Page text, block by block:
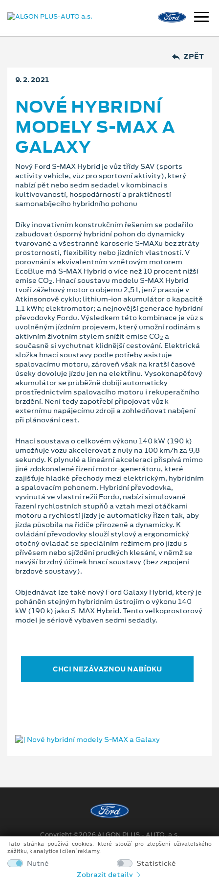
ZPĚT
9. 2. 2021
NOVÉ HYBRIDNÍ
MODELY S‑MAX A
GALAXY
Nový Ford S-MAX Hybrid je vůz třídy SAV (sports
activity vehicle, vůz pro sportovní aktivity), který
nabízí pět nebo sedm sedadel v kombinaci s
kultivovaností, hospodárností a praktičností
samonabíjecího hybridního pohonu
Díky inovativním konstrukčním řešením se podařilo
zabudovat úsporný hybridní pohon do dynamicky
tvarované a všestranné karoserie S-MAXu bez ztráty
prostornosti, flexibility nebo jízdních vlastností. V
porovnání s ekvivalentním vznětovým motorem
EcoBlue má S-MAX Hybrid o více než 10 procent nižší
emise CO2. Hnací soustavu modelu S-MAX Hybrid
tvoří zážehový motor o objemu 2,5 l, jenž pracuje v
Atkinsonově cyklu; lithium-ion akumulátor o kapacitě
1,1 kWh; elektromotor; a nejnovější generace hybridní
převodovky Fordu. Výsledkem této kombinace je vůz s
uvolněným jízdním projevem, který umožní rodinám s
aktivním životním stylem snížit emise CO2 a
současně si vychutnat klidnější cestování. Elektrická
složka hnací soustavy podle potřeby asistuje
spalovacímu motoru, zároveň však na kratší časové
úseky dovoluje jízdu jen na elektřinu. Vysokonapěťový
akumulátor se průběžně dobíjí automaticky
prostřednictvím spalovacího motoru i rekuperačního
brzdění. Není tedy zapotřebí připojovat vůz k
externímu napájecímu zdroji a zohledňovat nabíjení
při plánování cest.
Hnací soustava o celkovém výkonu 140 kW (190 k)
umožňuje vozu akcelerovat z nuly na 100 km/h za 9,8
sekundy. K plynulé a lineární akceleraci přispívá mimo
jiné zdokonalené řízení motor-generátoru, které
zajišťuje hladké přechody mezi elektrickým, hybridním
a spalovacím pohonem. Hybridní převodovka,
vyvinutá ve vlastní režii Fordu, nabízí simulované
řazení rychlostních stupňů a vztah mezi otáčkami
motoru a rychlostí jízdy je automaticky řízen tak, aby
jízda působila na řidiče přirozeně a dynamicky. K
ovládání převodovky slouží stylový a ergonomický
otočný ovladač se speciálním režimem pro jízdu s
přívěsem nebo sjíždění prudkých klesání, v němž se
navýší brzdný účinek hnací soustavy (bez zapojení
brzdové soustavy).
Objednávat lze také nový Ford Galaxy Hybrid, který je
poháněn stejným hybridním ústrojím o výkonu 140
kW (190 k) jako S-MAX Hybrid. Tento velkoprostorový
model je sériově vybaven sedmi sedadly.
CHCI NEZÁVAZNOU NABÍDKU
Copyright ©2026 ALGON PLUS - AUTO, a.s.
Obchodní podmínky
Prohlášení o zpracování údajů konečných zákazníků
Tato stránka používá cookies, které slouží pro zlepšení uživatelského
zážitku, k analytice i cílení reklamy.
Nutné
Statistické
Zobrazit detaily